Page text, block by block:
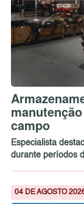
campo
Especialista
durante períodos
04 DE AGOSTO